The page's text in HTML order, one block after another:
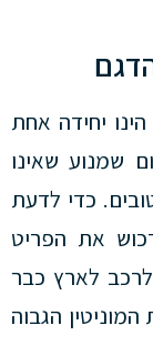
יחידה אחת
שמנוע שאינו
כדי לדעת
את הפריט
לארץ כבר
הגבוה